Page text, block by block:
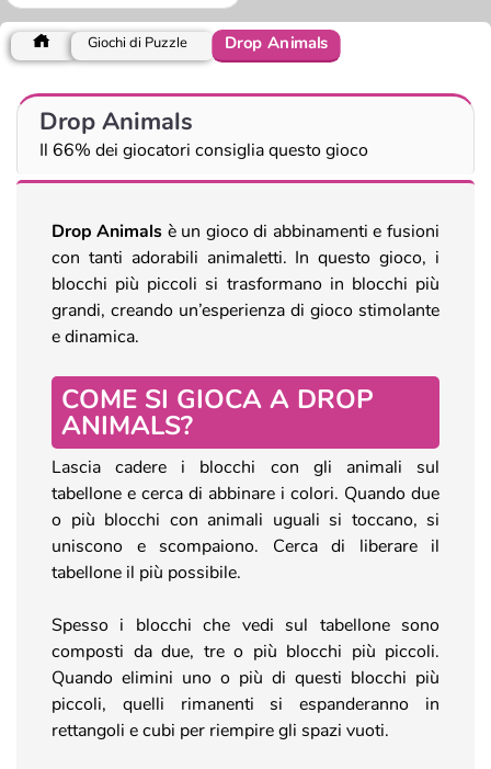
Giochi di Puzzle Drop Animals
Drop Animals
Il 66% dei giocatori consiglia questo gioco
Drop Animals è un gioco di abbinamenti e fusioni
con tanti adorabili animaletti. In questo gioco, i
blocchi più piccoli si trasformano in blocchi più
grandi, creando un’esperienza di gioco stimolante
e dinamica.
COME SI GIOCA A DROP
ANIMALS?
Lascia cadere i blocchi con gli animali sul
tabellone e cerca di abbinare i colori. Quando due
o più blocchi con animali uguali si toccano, si
uniscono e scompaiono. Cerca di liberare il
tabellone il più possibile.
Spesso i blocchi che vedi sul tabellone sono
composti da due, tre o più blocchi più piccoli.
Quando elimini uno o più di questi blocchi più
piccoli, quelli rimanenti si espanderanno in
rettangoli e cubi per riempire gli spazi vuoti.